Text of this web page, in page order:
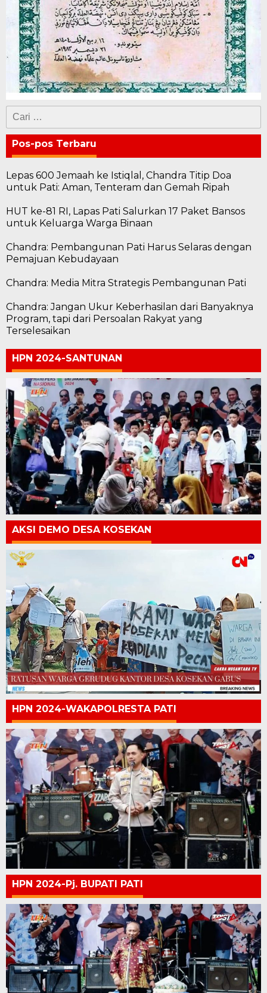
Cari
untuk:
Pos-pos Terbaru
Lepas 600 Jemaah ke Istiqlal, Chandra Titip Doa
untuk Pati: Aman, Tenteram dan Gemah Ripah
HUT ke-81 RI, Lapas Pati Salurkan 17 Paket Bansos
untuk Keluarga Warga Binaan
Chandra: Pembangunan Pati Harus Selaras dengan
Pemajuan Kebudayaan
Chandra: Media Mitra Strategis Pembangunan Pati
Chandra: Jangan Ukur Keberhasilan dari Banyaknya
Program, tapi dari Persoalan Rakyat yang
Terselesaikan
HPN 2024-SANTUNAN
AKSI DEMO DESA KOSEKAN
HPN 2024-WAKAPOLRESTA PATI
HPN 2024-Pj. BUPATI PATI